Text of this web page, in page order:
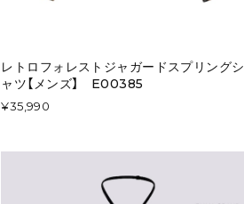
レトロフォレストジャガードスプリングシ
ャツ【メンズ】 E00385
¥35,990